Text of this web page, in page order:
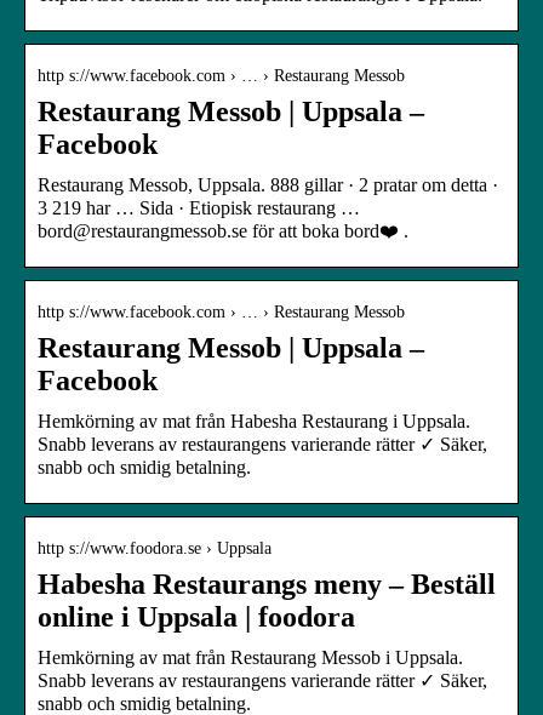
http s://www.facebook.com › … › Restaurang Messob
Restaurang Messob | Uppsala –
Facebook
Restaurang Messob, Uppsala. 888 gillar · 2 pratar om detta ·
3 219 har … Sida · Etiopisk restaurang …
bord@restaurangmessob.se för att boka bord❤️ .
http s://www.facebook.com › … › Restaurang Messob
Restaurang Messob | Uppsala –
Facebook
Hemkörning av mat från Habesha Restaurang i Uppsala.
Snabb leverans av restaurangens varierande rätter ✓ Säker,
snabb och smidig betalning.
http s://www.foodora.se › Uppsala
Habesha Restaurangs meny – Beställ
online i Uppsala | foodora
Hemkörning av mat från Restaurang Messob i Uppsala.
Snabb leverans av restaurangens varierande rätter ✓ Säker,
snabb och smidig betalning.